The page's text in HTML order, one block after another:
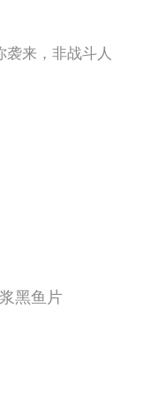
袭来，非战斗人
黑鱼片